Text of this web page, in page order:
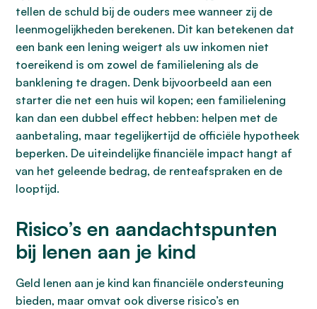
tellen de schuld bij de ouders mee wanneer zij de
leenmogelijkheden berekenen. Dit kan betekenen dat
een bank een lening weigert als uw inkomen niet
toereikend is om zowel de familielening als de
banklening te dragen. Denk bijvoorbeeld aan een
starter die net een huis wil kopen; een familielening
kan dan een dubbel effect hebben: helpen met de
aanbetaling, maar tegelijkertijd de officiële hypotheek
beperken. De uiteindelijke financiële impact hangt af
van het geleende bedrag, de renteafspraken en de
looptijd.
Risico’s en aandachtspunten
bij lenen aan je kind
Geld lenen aan je kind kan financiële ondersteuning
bieden, maar omvat ook diverse risico’s en